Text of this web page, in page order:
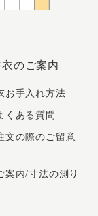
のご案内
お手入れ方法
くある質問
文の際のご留意
案内/寸法の測り